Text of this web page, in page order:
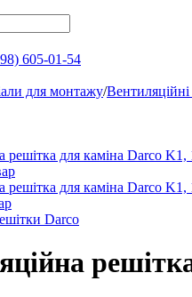
605-01-54
для монтажу/Вентиляційні
Darco